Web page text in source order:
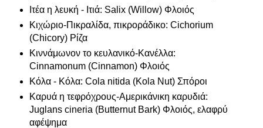
Ιτέα η λευκή - Ιτιά: Salix (Willow) Φλοιός
Κιχώριο-Πικραλίδα, πικροράδικο: Cichorium
(Chicory) Ρίζα
Κιννάμωνον το κευλανικό-Κανέλλα:
Cinnamonum (Cinnamon) Φλοιός
Κόλα - Κόλα: Cola nitida (Kola Nut) Σπόροι
Καρυά η τεφρόχρους-Αμερικάνικη καρυδιά:
Juglans cineria (Butternut Bark) Φλοιός, ελαφρύ
αφέψημα